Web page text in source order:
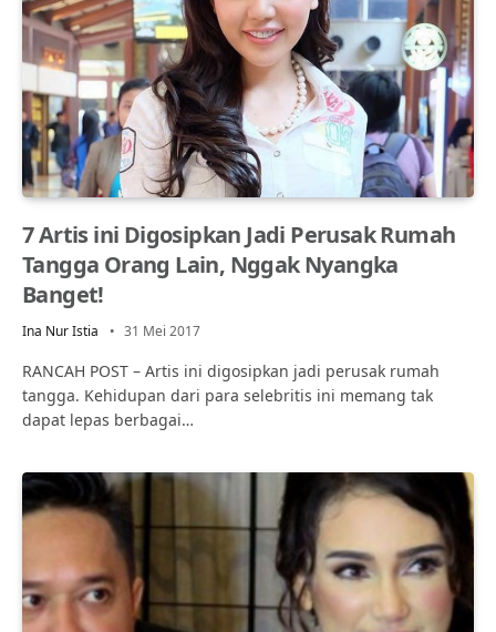
7 Artis ini Digosipkan Jadi Perusak Rumah
Tangga Orang Lain, Nggak Nyangka
Banget!
Ina Nur Istia 31 Mei 2017
RANCAH POST – Artis ini digosipkan jadi perusak rumah
tangga. Kehidupan dari para selebritis ini memang tak
dapat lepas berbagai…